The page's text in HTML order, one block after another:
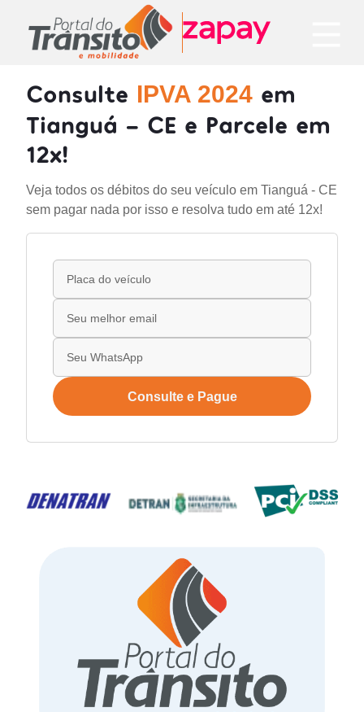
Consulte IPVA 2024 em
Tianguá - CE e Parcele em
12x!
Veja todos os débitos do seu veículo em Tianguá - CE
sem pagar nada por isso e resolva tudo em até 12x!
Consulte e Pague